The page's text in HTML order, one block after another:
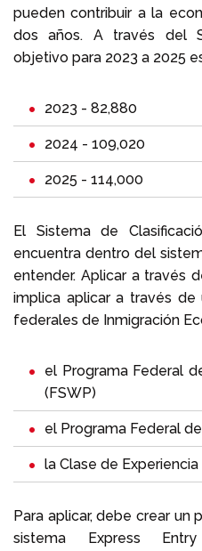
pueden contribuir a la
dos años. A través del
objetivo para 2023 a 2025
2023 - 82,880
2024 - 109,020
2025 - 114,000
El Sistema de
encuentra dentro del
entender. Aplicar a través
implica aplicar a través
federales de Inmigración
el Programa Federal
(FSWP)
el Programa Federal
la Clase de
Para aplicar, debe crear un
sistema Express